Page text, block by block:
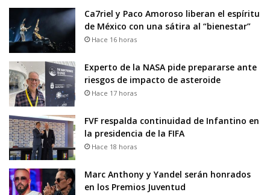
Ca7riel y Paco Amoroso liberan el espíritu
de México con una sátira al “bienestar”
Hace 16 horas
Experto de la NASA pide prepararse ante
riesgos de impacto de asteroide
Hace 17 horas
FVF respalda continuidad de Infantino en
la presidencia de la FIFA
Hace 18 horas
Marc Anthony y Yandel serán honrados
en los Premios Juventud